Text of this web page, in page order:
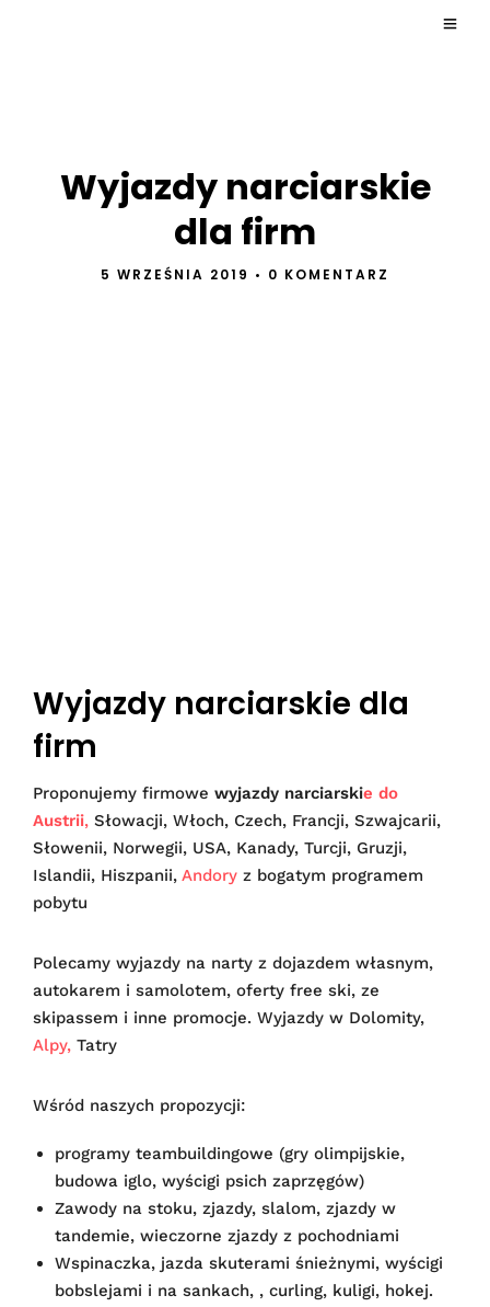
Wyjazdy narciarskie
dla firm
5 WRZEŚNIA 2019 • 0 KOMENTARZ
Wyjazdy narciarskie dla
firm
Proponujemy firmowe wyjazdy narciarskie do
Austrii, Słowacji, Włoch, Czech, Francji, Szwajcarii,
Słowenii, Norwegii, USA, Kanady, Turcji, Gruzji,
Islandii, Hiszpanii, Andory z bogatym programem
pobytu
Polecamy wyjazdy na narty z dojazdem własnym,
autokarem i samolotem, oferty free ski, ze
skipassem i inne promocje. Wyjazdy w Dolomity,
Alpy, Tatry
Wśród naszych propozycji:
programy teambuildingowe (gry olimpijskie,
budowa iglo, wyścigi psich zaprzęgów)
Zawody na stoku, zjazdy, slalom, zjazdy w
tandemie, wieczorne zjazdy z pochodniami
Wspinaczka, jazda skuterami śnieżnymi, wyścigi
bobslejami i na sankach, , curling, kuligi, hokej.